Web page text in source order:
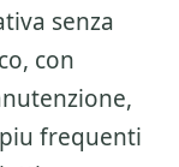
senza
con
frequenti